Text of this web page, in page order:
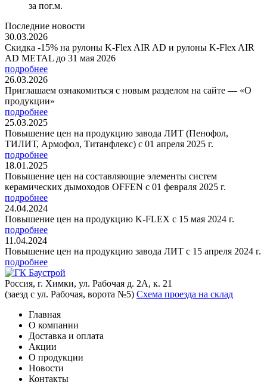
за пог.м.
Последние новости
30.03.2026
Скидка -15% на рулоны K-Flex AIR AD и рулоны K-Flex AIR
AD METAL до 31 мая 2026
подробнее
26.03.2026
Приглашаем ознакомиться с новым разделом на сайте — «О
продукции»
подробнее
25.03.2025
Повышение цен на продукцию завода ЛИТ (Пенофол,
ТИЛИТ, Армофол, Титанфлекс) с 01 апреля 2025 г.
подробнее
18.01.2025
Повышение цен на составляющие элементы систем
керамических дымоходов OFFEN с 01 февраля 2025 г.
подробнее
24.04.2024
Повышение цен на продукцию K-FLEX с 15 мая 2024 г.
подробнее
11.04.2024
Повышение цен на продукцию завода ЛИТ с 15 апреля 2024 г.
подробнее
Россия, г. Химки, ул. Рабочая д. 2А, к. 21
(заезд с ул. Рабочая, ворота №5) Схема проезда на склад
Главная
О компании
Доставка и оплата
Акции
О продукции
Новости
Контакты